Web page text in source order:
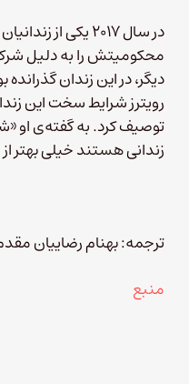
در سال ۲۰۱۷ یکی
محکومیتش را به دلیل
رویترز شرایط سخت این
توصیف کرد. به گفته‌ی او
زندانی هستند خیلی بهتر از
ترجمه: بهنام رضاییان
منبع